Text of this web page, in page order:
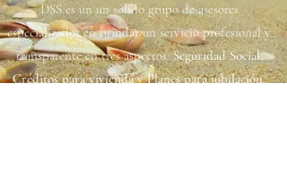
DSS es un un sólido grupo de asesores
especializados en brindar un servicio profesional y
transparente en tres aspectos:Seguridad Social,
Créditos para vivienda y Planes para jubilación.